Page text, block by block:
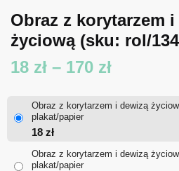
Obraz z korytarzem
życiową (sku: rol/
18 zł – 170 złZakres
18 zł
Obraz z korytarzem i dewizą
plakat/papier
18 zł
Obraz z korytarzem i dewizą
plakat/papier